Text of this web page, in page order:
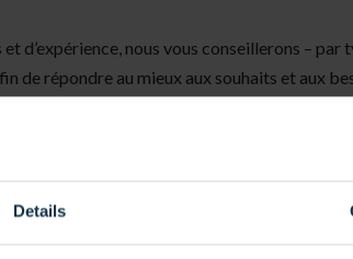
Details
et d’expérience, nous vous conseillerons –
de répondre au mieux aux souhaits et aux
toujours suffisants grâce au
usagés : pas de mise au rebut, nous